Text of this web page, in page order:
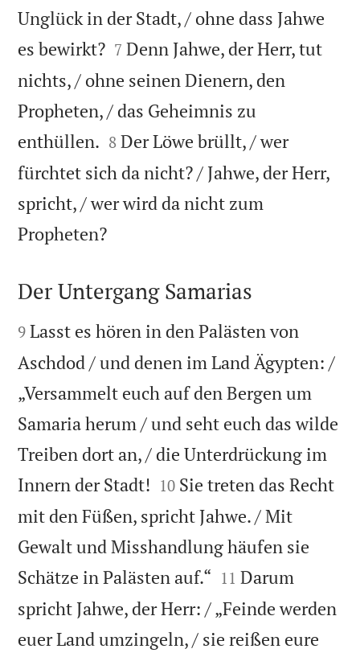
Unglück in der Stadt, / ohne dass Jahwe
es bewirkt?
7 Denn Jahwe, der Herr, tut
nichts, / ohne seinen Dienern, den
Propheten, / das Geheimnis zu
enthüllen. 

8 Der Löwe brüllt, / wer
fürchtet sich da nicht? / Jahwe, der Herr,
spricht, / wer wird da nicht zum
Propheten?

Der Untergang Samarias

9 Lasst es hören in den Palästen von
Aschdod / und denen im Land Ägypten: /
„Versammelt euch auf den Bergen um
Samaria herum / und seht euch das wilde
Treiben dort an, / die Unterdrückung im
Innern der Stadt! 

10 Sie treten das Recht
mit den Füßen, spricht Jahwe. / Mit
Gewalt und Misshandlung häufen sie
Schätze in Palästen auf.“ 

11 Darum
spricht Jahwe, der Herr: / „Feinde werden
euer Land umzingeln, / sie reißen eure